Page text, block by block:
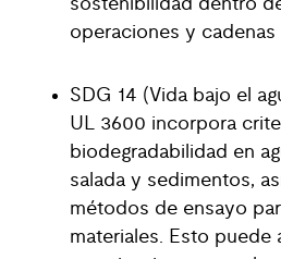
sostenibilidad dentro
operaciones y cadenas
SDG 14 (Vida bajo el
UL 3600 incorpora
biodegradabilidad en
salada y sedimentos,
métodos de ensayo
materiales. Esto puede